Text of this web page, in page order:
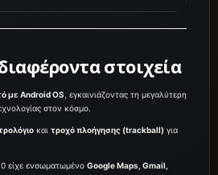
στοιχεία
με Android OS , εγκαινιάζοντας τη μεγαλύτερη
στον κόσμο.
και τροχό πλοήγησης (trackball) για
είχε ενσωματωμένο Google Maps, Gmail,